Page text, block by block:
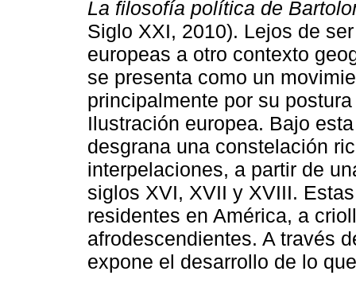
La filosofía política de
Siglo XXI, 2010). Lejos de
europeas a otro contexto
se presenta como un
principalmente por su
Ilustración europea. Bajo
desgrana una constelación
interpelaciones, a partir de
siglos XVI, XVII y XVIII.
residentes en América, a
afrodescendientes. A través
expone el desarrollo de lo